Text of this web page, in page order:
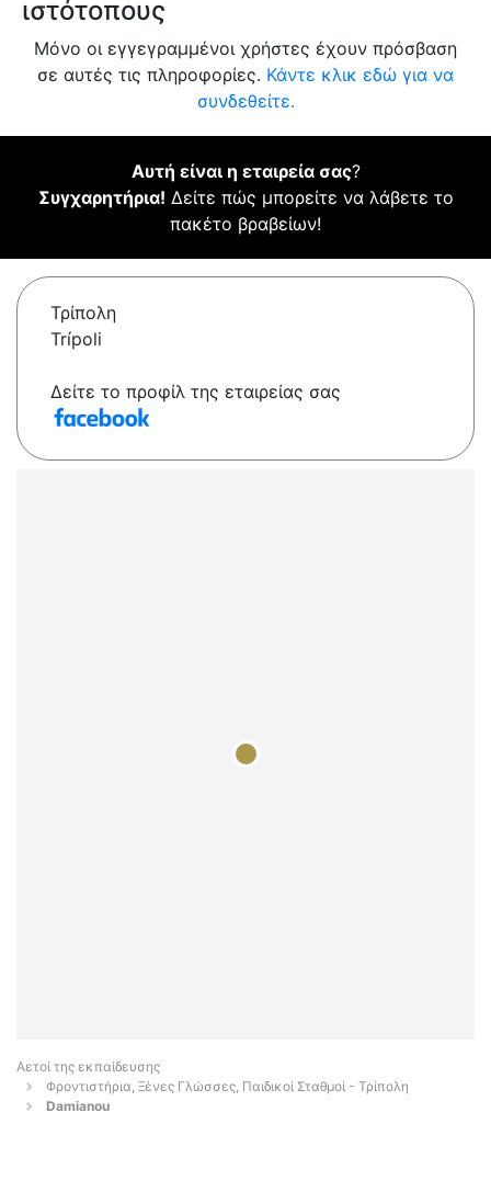
ιστότοπους
Μόνο οι εγγεγραμμένοι χρήστες έχουν πρόσβαση
σε αυτές τις πληροφορίες. Κάντε κλικ εδώ για να
συνδεθείτε.
Αυτή είναι η εταιρεία σας?
Συγχαρητήρια! Δείτε πώς μπορείτε να λάβετε το
πακέτο βραβείων!
Τρίπολη
Trípoli
Δείτε το προφίλ της εταιρείας σας
Αετοί της εκπαίδευσης
Φροντιστήρια, Ξένες Γλώσσες, Παιδικοί Σταθμοί - Τρίπολη
Damianou